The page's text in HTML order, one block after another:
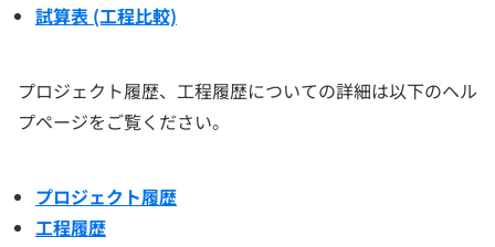
試算表 (工程比較)
プロジェクト履歴、工程履歴についての詳細は以下のヘル
プページをご覧ください。
プロジェクト履歴
工程履歴